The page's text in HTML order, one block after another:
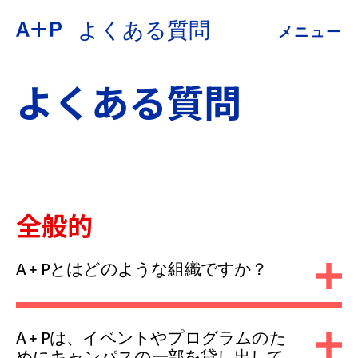
よくある質問 メニュー
教育
展示会
公開プログラム
アーカイブ
ESPAÑOL
普通话
日本語
よくある質問
全般的
A + Pとはどのような組織ですか？
A + Pは、イベントやプログラムのた